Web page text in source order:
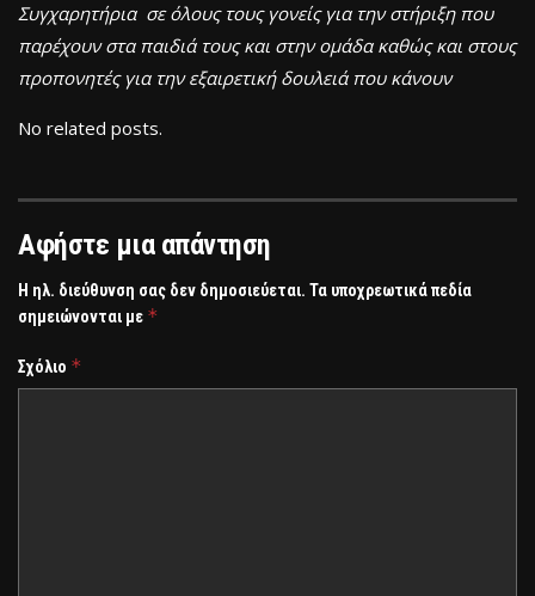
Συγχαρητήρια σε όλους τους γονείς για την στήριξη που
παρέχουν στα παιδιά τους και στην ομάδα καθώς και στους
προπονητές για την εξαιρετική δουλειά που κάνουν
No related posts.
Αφήστε μια απάντηση
Η ηλ. διεύθυνση σας δεν δημοσιεύεται. Τα υποχρεωτικά πεδία
σημειώνονται με *
Σχόλιο *